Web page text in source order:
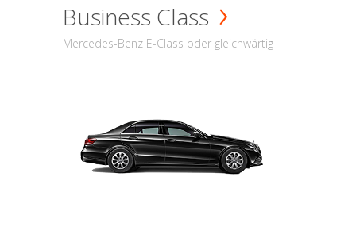
Business Class
Mercedes-Benz E-Class oder gleichwärtig